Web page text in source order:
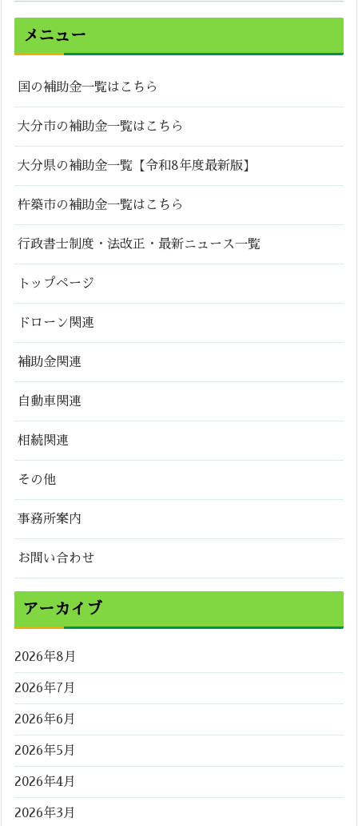
メニュー
国の補助金一覧はこちら
大分市の補助金一覧はこちら
大分県の補助金一覧【令和8年度最新版】
杵築市の補助金一覧はこちら
行政書士制度・法改正・最新ニュース一覧
トップページ
ドローン関連
補助金関連
自動車関連
相続関連
その他
事務所案内
お問い合わせ
アーカイブ
2026年8月
2026年7月
2026年6月
2026年5月
2026年4月
2026年3月